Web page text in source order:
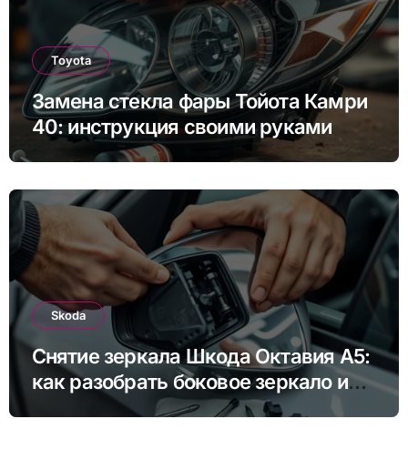
Toyota
Замена стекла фары Тойота Камри
40: инструкция своими руками
Skoda
Снятие зеркала Шкода Октавия А5:
как разобрать боковое зеркало и
снять зеркальный элемент своими